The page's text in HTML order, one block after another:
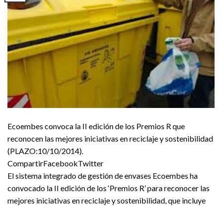
Ecoembes convoca la II edición de los Premios R que
reconocen las mejores iniciativas en reciclaje y sostenibilidad
(PLAZO:10/10/2014).
CompartirFacebookTwitter
El sistema integrado de gestión de envases Ecoembes ha
convocado la II edición de los ‘Premios R’ para reconocer las
mejores iniciativas en reciclaje y sostenibilidad, que incluye